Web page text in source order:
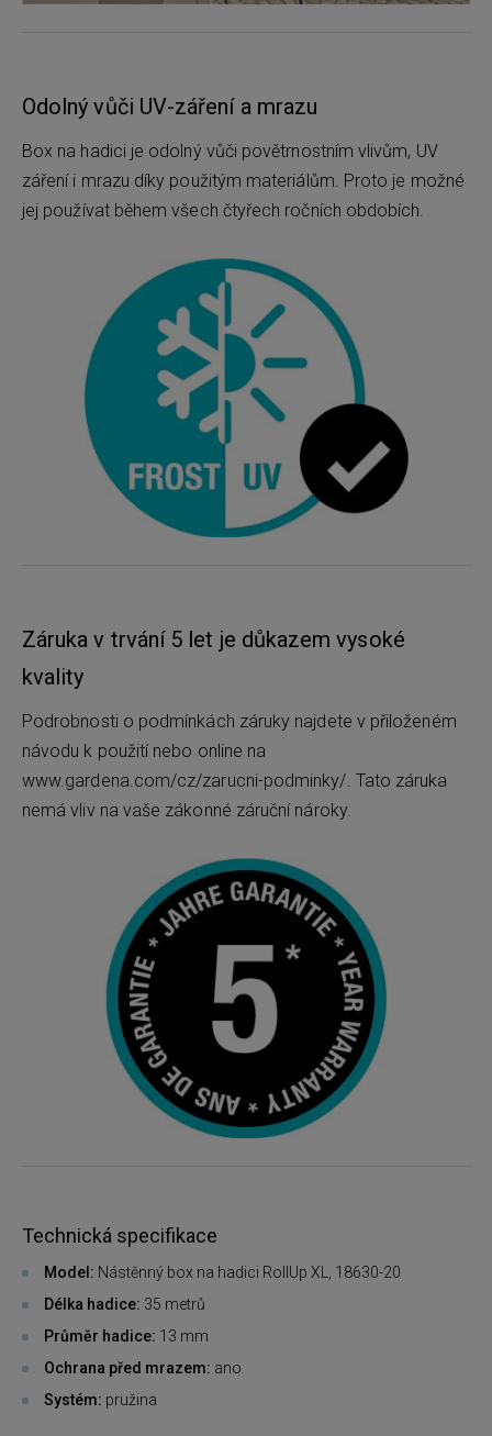
Odolný vůči UV-záření a mrazu
Box na hadici je odolný vůči povětrnostním vlivům, UV
záření i mrazu díky použitým materiálům. Proto je možné
jej používat během všech čtyřech ročních obdobích.
Záruka v trvání 5 let je důkazem vysoké
kvality
Podrobnosti o podmínkách záruky najdete v přiloženém
návodu k použití nebo online na
www.gardena.com/cz/zarucni-podminky/. Tato záruka
nemá vliv na vaše zákonné záruční nároky.
Technická specifikace
Model: Nástěnný box na hadici RollUp XL, 18630-20
Délka hadice: 35 metrů
Průměr hadice: 13 mm
Ochrana před mrazem: ano
Systém: pružina